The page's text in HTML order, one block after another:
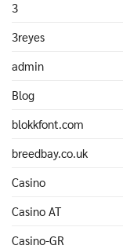
3
3reyes
admin
Blog
blokkfont.com
breedbay.co.uk
Casino
Casino AT
Casino-GR